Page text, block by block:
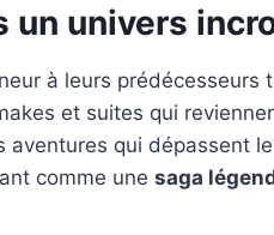
un univers
à leurs prédécesseurs
et suites qui
qui dépassent
comme une saga